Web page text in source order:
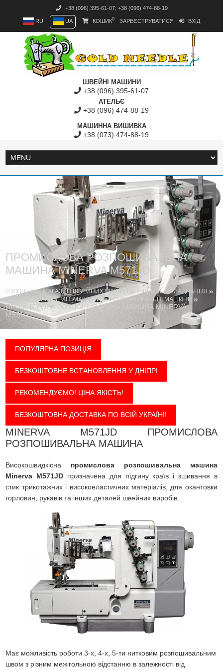
+38 (096) 395-61-07; +38 (096) 474-88-19
RU UA КОШИК0 ЗАРЕЄСТРУВАТИСЯ ВХІД
ШВЕЙНІ МАШИНИ
+38 (096) 395-61-07
АТЕЛЬЄ
+38 (096) 474-88-19
МАШИННА ВИШИВКА
+38 (073) 474-88-19
ПРОМИСЛОВА РОЗПОШИВАЛЬНА
МАШИНА MINERVA M571JD
ГОЛОВНА МАГАЗИН ШВЕЙНИХ МАШИН
ШВЕЙНЕ ОБЛАДНАННЯ
ПРОМИСЛОВІ ШВЕЙНІ МАШИНИ
РОЗПОШИВАЛЬНІ МАШИНИ
ПРОМИСЛОВА РОЗПОШИВАЛЬНА МАШИНА MINERVA
M571JD
ПОПУЛЯРНА ПОЗИЦІЯ
БЕЗКОШТОВНЕ ВСТАНОВЛЕННЯ У ДНІПРІ
РЕКОМЕНДУЄМО! ЦІНА ЯКІСТЬ!
БЕЗКОШТОВНА ДОСТАВКА ПО ВСІЙ УКРАЇНІ!
MINERVA M571JD ПРОМИСЛОВА
РОЗПОШИВАЛЬНА МАШИНА
Високошвидкісна промислова розпошивальна машина
Minerva M571JD призначена для підгину країв і зшивання в
стик трикотажних і високоеластичних матеріалів, для окантовки
горловин, рукавів та інших деталей швейних виробів.
Має можливість роботи 3-х, 4-х, 5-ти нитковим розпошивальним
швом з різним межігольною відстанню в залежності від